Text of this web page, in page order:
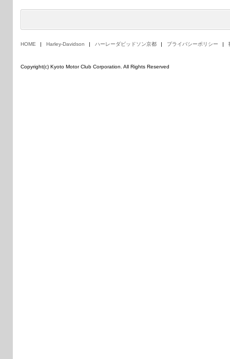
HOME Harley-Davidson ハーレーダビッドソン京都 プライバシーポリシー
Copyright(c) Kyoto Motor Club Corporation. All Rights Reserved